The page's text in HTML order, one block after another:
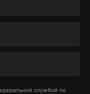
за
помочь
агрессии».
что не считает
готовы
службой по